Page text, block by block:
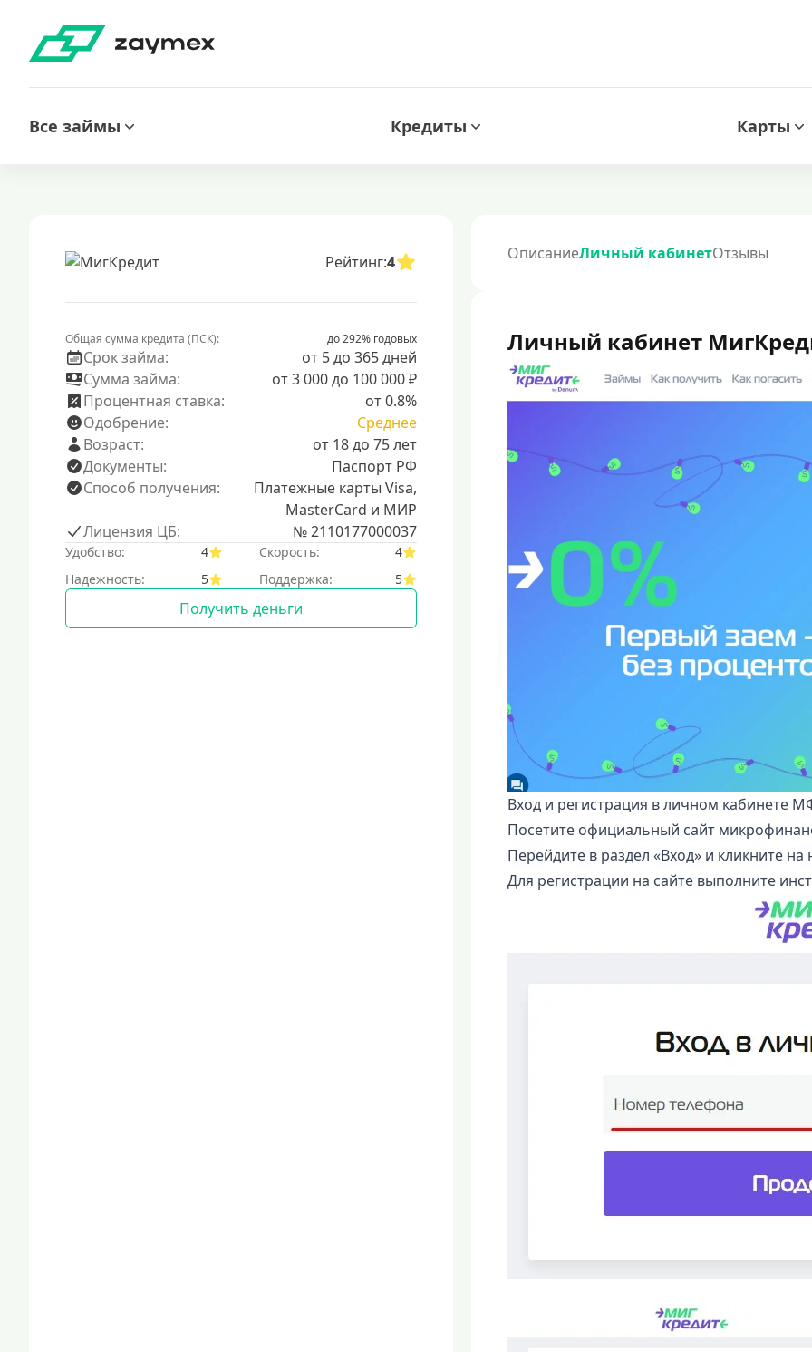
Все займы Кредиты Карты
Рейтинг:4
Общая сумма кредита (ПСК): до 292% годовых
Срок займа:
от 5 до 365 дней
Сумма займа:
от 3 000 до 100 000 ₽
Процентная ставка:
от 0.8%
Одобрение:
Среднее
Возраст:
от 18 до 75 лет
Документы:
Паспорт РФ
Способ получения:
Платежные карты Visa,
MasterCard и МИР
Лицензия ЦБ:
№ 2110177000037
Удобство: 4 Скорость:
4
Надежность:
5 Поддержка: 5
Получить деньги
ОписаниеЛичный кабинетОтзывы
Личный кабинет
Вход и регистрация в личном кабинете
Посетите официальный сайт
Перейдите в раздел «Вход» и кликните на
Для регистрации на сайте выполните